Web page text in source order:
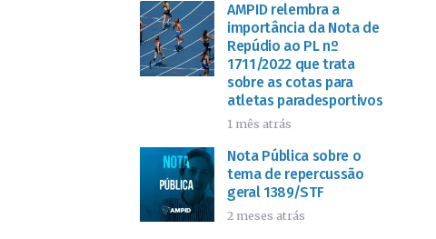
AMPID relembra a
importância da Nota de
Repúdio ao PL nº
1711/2022 que trata
sobre as cotas para
atletas paradesportivos
1 mês atrás
Nota Pública sobre o
tema de repercussão
geral 1389/STF
2 meses atrás